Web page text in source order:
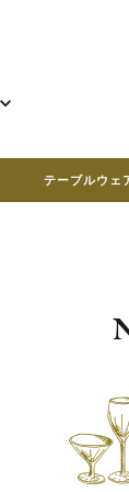
テーブルウェ